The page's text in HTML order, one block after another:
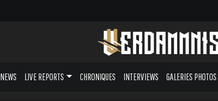
NEWS LIVE REPORTS CHRONIQUES INTERVIEWS GALERIES PHOTOS